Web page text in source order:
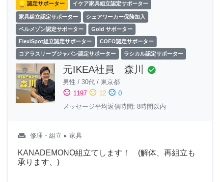
認定サポーター イケア家具組立認定サポーター
家具組立認定サポーター シェアワーカー保険加入
ベルメゾン認定サポーター Gold サポーター
FlexiSpot組立認定サポーター COFO認定サポーター
コアラスリープジャパン認定サポーター ラシカル認定サポーター
元IKEA社員 森川 check_circle
男性 / 30代 / 東京都
sentiment_satisfied 1197 sentiment_neutral 12 sentiment_dissatisfied 0
メッセージ平均返信時間: 8時間以内
weekend 修理・組立 ▸ 家具
KANADEMONO組立てします！ (解体、再組立も
承ります、)